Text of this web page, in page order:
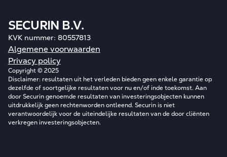
SECURIN B.V.
KVK nummer: 80557813
Algemene voorwaarden
Privacy policy
Copyright © 2025
Disclaimer: resultaten uit het verleden bieden geen enkele garantie op
dezelfde of soortgelijke resultaten voor nu en/of inde toekomst. Aan
door Securin genoemde resultaten van investeringsobjecten kunnen
uitdrukkelijk geen rechtenworden ontleend. Securin is niet
verantwoordelijk voor de uiteindelijke resultaten van de door cliënten
verkregen investeringsobjecten.